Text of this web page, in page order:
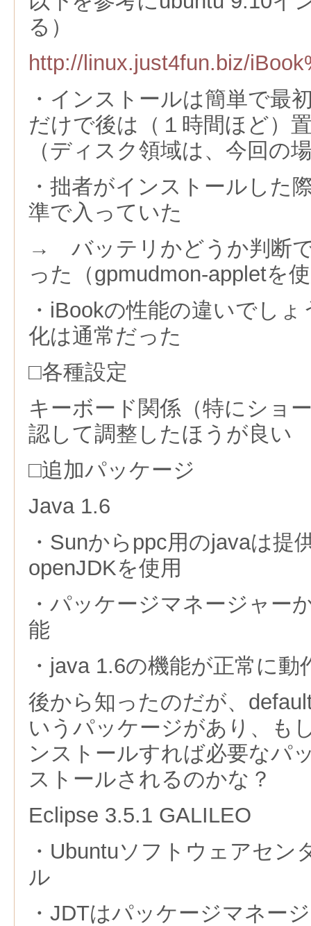
る）
http://linux.just4fun.biz/
・インストールは簡単で最
だけで後は（１時間ほど）
（ディスク領域は、今回の
・拙者がインストールした
準で入っていた
→ バッテリかどうか判断
った（gpmudmon-appletを
・iBookの性能の違いでし
化は通常だった
□各種設定
キーボード関係（特にショ
認して調整したほうが良い
□追加パッケージ
Java 1.6
・Sunからppc用のjavaは提
openJDKを使用
・パッケージマネージャー
能
・java 1.6の機能が正常に
後から知ったのだが、
いうパッケージがあり、も
ンストールすれば必要なパ
ストールされるのかな？
Eclipse 3.5.1 GALILEO
・Ubuntuソフトウェアセン
ル
・JDTはパッケージマネー